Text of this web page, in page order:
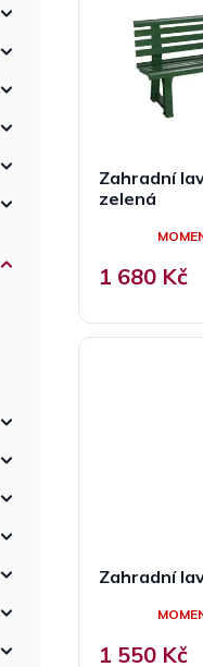
Zahradní
zelená
1 680 Kč
Zahradní
1 550 Kč